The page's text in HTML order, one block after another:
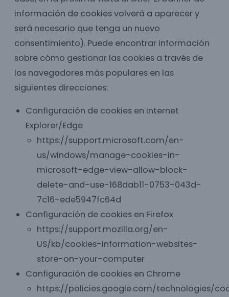
información de cookies volverá a aparecer y
será necesario que tenga un nuevo
consentimiento). Puede encontrar información
sobre cómo gestionar las cookies a través de
los navegadores más populares en las
siguientes direcciones:
Configuración de cookies en Internet
Explorer/Edge
https://support.microsoft.com/en-
us/windows/manage-cookies-in-
microsoft-edge-view-allow-block-
delete-and-use-168dab11-0753-043d-
7c16-ede5947fc64d
Configuración de cookies en Firefox
https://support.mozilla.org/en-
US/kb/cookies-information-websites-
store-on-your-computer
Configuración de cookies en Chrome
https://policies.google.com/technologies/